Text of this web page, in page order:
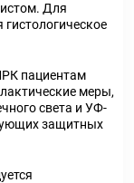
Для
пациентам
меры,
света и УФ-
защитных